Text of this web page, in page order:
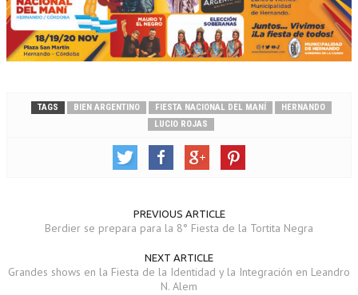
TAGS BIEN ARGENTINO FIESTA NACIONAL DEL MANÍ
HERNANDO
LUCIO ROJAS
PREVIOUS ARTICLE
Berdier se prepara para la 8° Fiesta de la Tortita Negra
NEXT ARTICLE
Grandes shows en la Fiesta de la Identidad y la Integración en Leandro
N. Alem